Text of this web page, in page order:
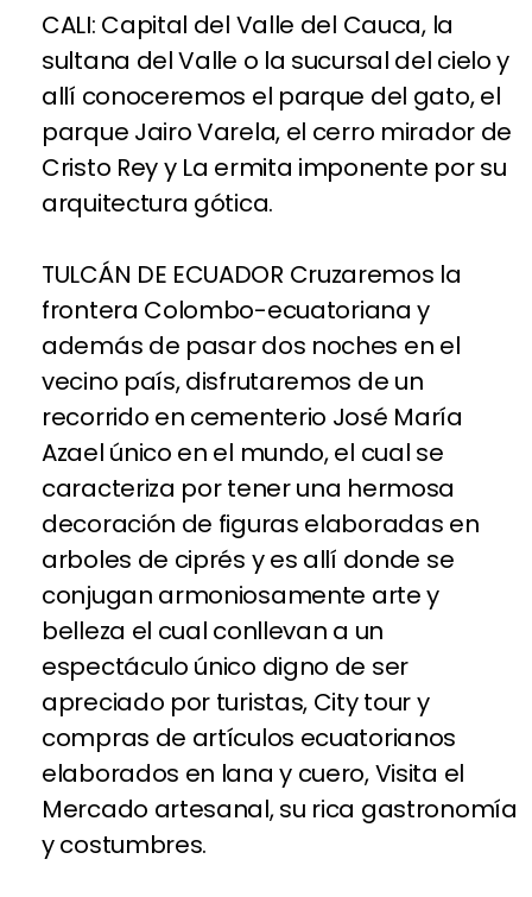
CALI: Capital del Valle del Cauca, la
sultana del Valle o la sucursal del cielo y
allí conoceremos el parque del gato, el
parque Jairo Varela, el cerro mirador de
Cristo Rey y La ermita imponente por su
arquitectura gótica.
TULCÁN DE ECUADOR Cruzaremos la
frontera Colombo-ecuatoriana y
además de pasar dos noches en el
vecino país, disfrutaremos de un
recorrido en cementerio José María
Azael único en el mundo, el cual se
caracteriza por tener una hermosa
decoración de figuras elaboradas en
arboles de ciprés y es allí donde se
conjugan armoniosamente arte y
belleza el cual conllevan a un
espectáculo único digno de ser
apreciado por turistas, City tour y
compras de artículos ecuatorianos
elaborados en lana y cuero, Visita el
Mercado artesanal, su rica gastronomía
y costumbres.